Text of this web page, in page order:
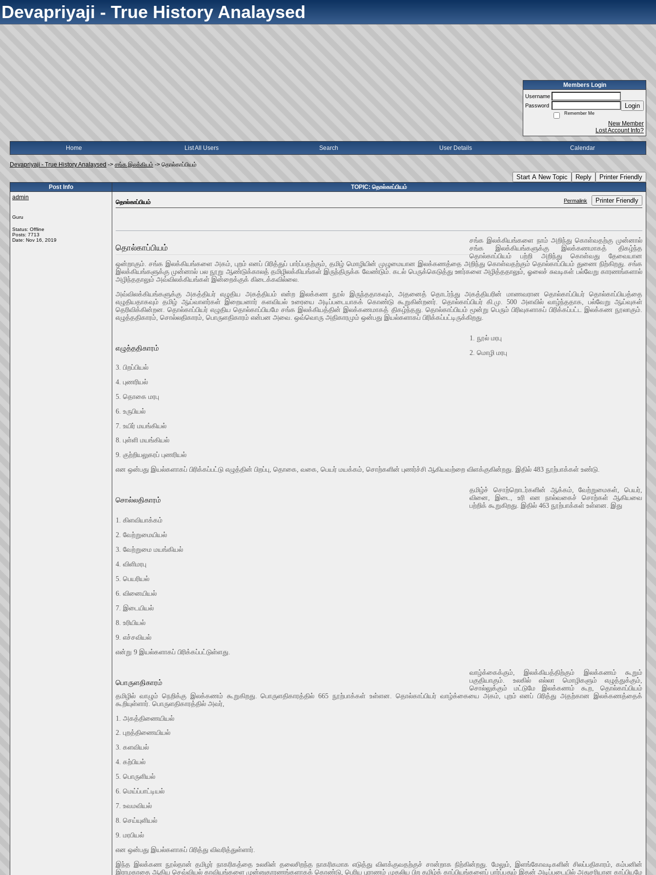
Devapriyaji - True History Analaysed
Members Login
Username
Password
Login
Remember Me
New Member
Lost Account Info?
Home List All Users Search User Details Calendar
Devapriyaji - True History Analaysed -> சங்க இலக்கியம் -> தொல்காப்பியம்
Start A New Topic Reply Printer Friendly
Post Info
TOPIC: தொல்காப்பியம்
admin
Guru
Status: Offline
Posts: 7713
Date: Nov 16, 2019
தொல்காப்பியம் Permalink Printer Friendly
தொல்காப்பியம்
சங்க இலக்கியங்களை நாம் அறிந்து கொள்வதற்கு முன்னால்
சங்க இலக்கியங்களுக்கு இலக்கணமாகத் திகழ்ந்த
தொல்காப்பியம் பற்றி அறிந்து கொள்வது தேவையான
ஒன்றாகும். சங்க இலக்கியங்களை அகம், புறம் எனப் பிரித்துப் பார்ப்பதற்கும், தமிழ் மொழியின் முழுமையான இலக்கணத்தை அறிந்து கொள்வதற்கும் தொல்காப்பியம் துணை நிற்கிறது. சங்க
இலக்கியங்களுக்கு முன்னால் பல நூறு ஆண்டுக்காலத் தமிழிலக்கியங்கள் இருந்திருக்க வேண்டும். கடல் பெருக்கெடுத்து ஊர்களை அழித்ததாலும், ஓலைச் சுவடிகள் பல்வேறு காரணங்களால்
அழிந்ததாலும் அவ்விலக்கியங்கள் இன்றைக்குக் கிடைக்கவில்லை.
அவ்விலக்கியங்களுக்கு அகத்தியர் எழுதிய அகத்தியம் என்ற இலக்கண நூல் இருந்ததாகவும், அதனைத் தொடர்ந்து அகத்தியரின் மாணவரான தொல்காப்பியர் தொல்காப்பியத்தை
எழுதியதாகவும் தமிழ் ஆய்வாளர்கள் இறையனார் களவியல் உரையை அடிப்படையாகக் கொண்டு கூறுகின்றனர். தொல்காப்பியர் கி.மு. 500 அளவில் வாழ்ந்ததாக, பல்வேறு ஆய்வுகள்
தெரிவிக்கின்றன. தொல்காப்பியர் எழுதிய தொல்காப்பியமே சங்க இலக்கியத்தின் இலக்கணமாகத் திகழ்ந்தது. தொல்காப்பியம் மூன்று பெரும் பிரிவுகளாகப் பிரிக்கப்பட்ட இலக்கண நூலாகும்.
எழுத்ததிகாரம், சொல்லதிகாரம், பொருளதிகாரம் என்பன அவை. ஒவ்வொரு அதிகாரமும் ஒன்பது இயல்களாகப் பிரிக்கப்பட்டிருக்கிறது.
எழுத்ததிகாரம்
1. நூல் மரபு
2. மொழி மரபு
3. பிறப்பியல்
4. புணரியல்
5. தொகை மரபு
6. உருபியல்
7. உயிர் மயங்கியல்
8. புள்ளி மயங்கியல்
9. குற்றியலுகரப் புணரியல்
என ஒன்பது இயல்களாகப் பிரிக்கப்பட்டு எழுத்தின் பிறப்பு, தொகை, வகை, பெயர் மயக்கம், சொற்களின் புணர்ச்சி ஆகியவற்றை விளக்குகின்றது. இதில் 483 நூற்பாக்கள் உண்டு.
சொல்லதிகாரம்
தமிழ்ச் சொற்றொடர்களின் ஆக்கம், வேற்றுமைகள், பெயர்,
வினை, இடை, உரி என நால்வகைச் சொற்கள் ஆகியவை
பற்றிக் கூறுகிறது. இதில் 463 நூற்பாக்கள் உள்ளன. இது
1. கிளவியாக்கம்
2. வேற்றுமையியல்
3. வேற்றுமை மயங்கியல்
4. விளிமரபு
5. பெயரியல்
6. வினையியல்
7. இடையியல்
8. உரியியல்
9. எச்சவியல்
என்று 9 இயல்களாகப் பிரிக்கப்பட்டுள்ளது.
பொருளதிகாரம்
வாழ்க்கைக்கும், இலக்கியத்திற்கும் இலக்கணம் கூறும்
பகுதியாகும். உலகில் எல்லா மொழிகளும் எழுத்துக்கும்,
சொல்லுக்கும் மட்டுமே இலக்கணம் கூற, தொல்காப்பியம்
தமிழில் வாழும் நெறிக்கு இலக்கணம் கூறுகிறது. பொருளதிகாரத்தில் 665 நூற்பாக்கள் உள்ளன. தொல்காப்பியர் வாழ்க்கையை அகம், புறம் எனப் பிரித்து அதற்கான இலக்கணத்தைக்
கூறியுள்ளார். பொருளதிகாரத்தில் அவர்,
1. அகத்திணையியல்
2. புறத்திணையியல்
3. களவியல்
4. கற்பியல்
5. பொருளியல்
6. மெய்ப்பாட்டியல்
7. உவமவியல்
8. செய்யுளியல்
9. மரபியல்
என ஒன்பது இயல்களாகப் பிரித்து விவரித்துள்ளார்.
இந்த இலக்கண நூல்தான் தமிழர் நாகரிகத்தை உலகின் தலைசிறந்த நாகரிகமாக எடுத்து விளக்குவதற்குச் சான்றாக நிற்கின்றது. மேலும், இளங்கோவடிகளின் சிலப்பதிகாரம், கம்பனின்
இராமகாதை ஆகிய செவ்வியல் காவியங்களை முன்னுதாரணங்களாகக் கொண்டு, பெரிய புராணம் முதலிய பிற தமிழ்க் காப்பியங்களைப் பார்ப்பதும் இதன் அடிப்படையில் அதுசரியான காப்பியமே